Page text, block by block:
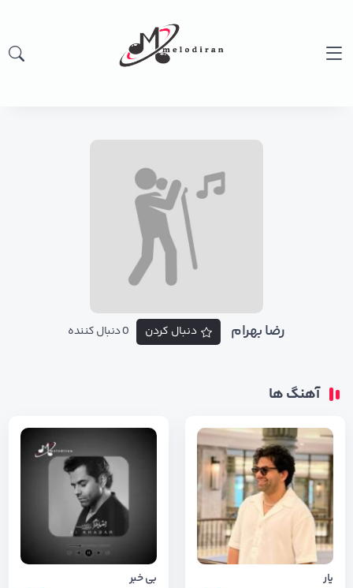
رضا بهرام دنبال کردن 0 دنبال کننده
آهنگ ها
یار بی خبر